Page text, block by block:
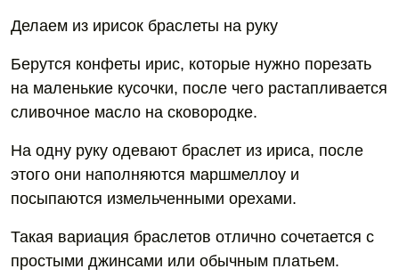
Делаем из ирисок браслеты на руку
Берутся конфеты ирис, которые нужно порезать
на маленькие кусочки, после чего растапливается
сливочное масло на сковородке.
На одну руку одевают браслет из ириса, после
этого они наполняются маршмеллоу и
посыпаются измельченными орехами.
Такая вариация браслетов отлично сочетается с
простыми джинсами или обычным платьем.